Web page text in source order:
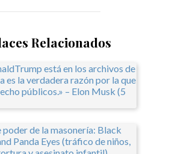
Relacionados
está en los archivos de
es la verdadera razón por la que
públicos.» – Elon Musk (5
poder de la masonería: Black
Panda Eyes (tráfico de niños,